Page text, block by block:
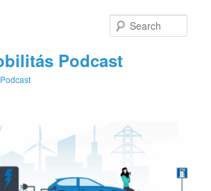
Podcast